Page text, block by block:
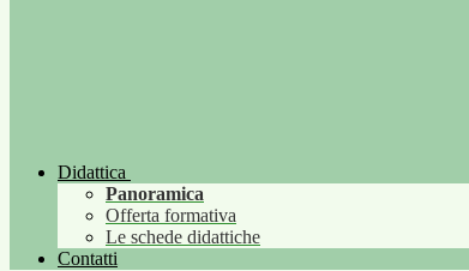
Didattica
Panoramica
Offerta formativa
Le schede didattiche
Contatti